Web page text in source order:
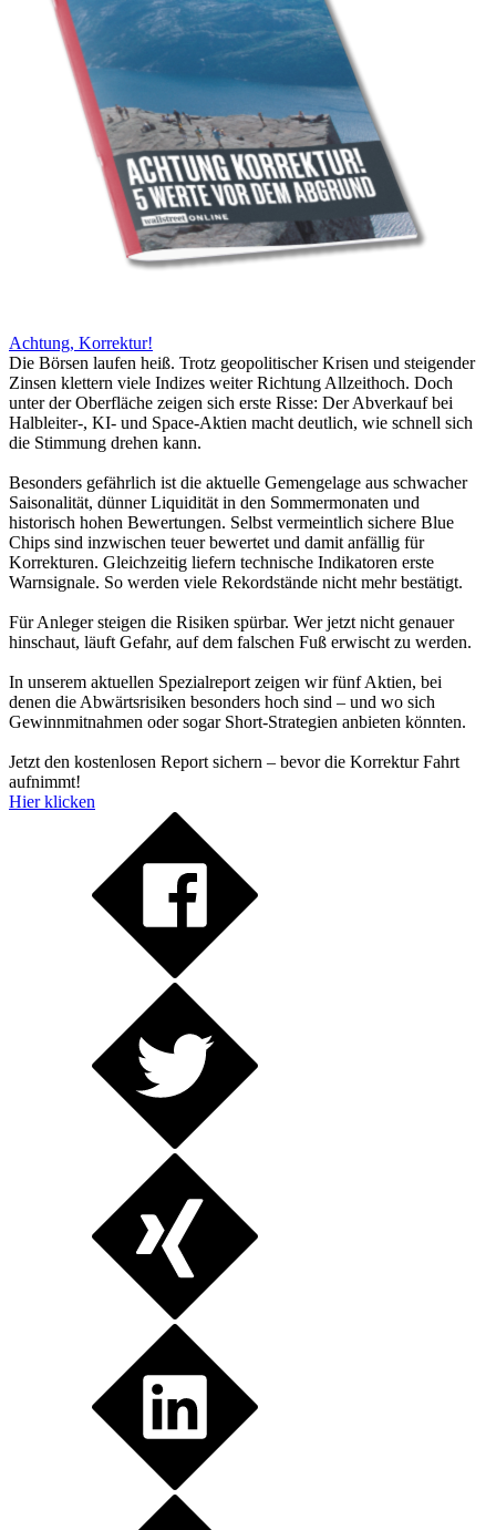
Achtung, Korrektur!
Die Börsen laufen heiß. Trotz geopolitischer Krisen und steigender
Zinsen klettern viele Indizes weiter Richtung Allzeithoch. Doch
unter der Oberfläche zeigen sich erste Risse: Der Abverkauf bei
Halbleiter-, KI- und Space-Aktien macht deutlich, wie schnell sich
die Stimmung drehen kann.
Besonders gefährlich ist die aktuelle Gemengelage aus schwacher
Saisonalität, dünner Liquidität in den Sommermonaten und
historisch hohen Bewertungen. Selbst vermeintlich sichere Blue
Chips sind inzwischen teuer bewertet und damit anfällig für
Korrekturen. Gleichzeitig liefern technische Indikatoren erste
Warnsignale. So werden viele Rekordstände nicht mehr bestätigt.
Für Anleger steigen die Risiken spürbar. Wer jetzt nicht genauer
hinschaut, läuft Gefahr, auf dem falschen Fuß erwischt zu werden.
In unserem aktuellen Spezialreport zeigen wir fünf Aktien, bei
denen die Abwärtsrisiken besonders hoch sind – und wo sich
Gewinnmitnahmen oder sogar Short-Strategien anbieten könnten.
Jetzt den kostenlosen Report sichern – bevor die Korrektur Fahrt
aufnimmt!
Hier klicken